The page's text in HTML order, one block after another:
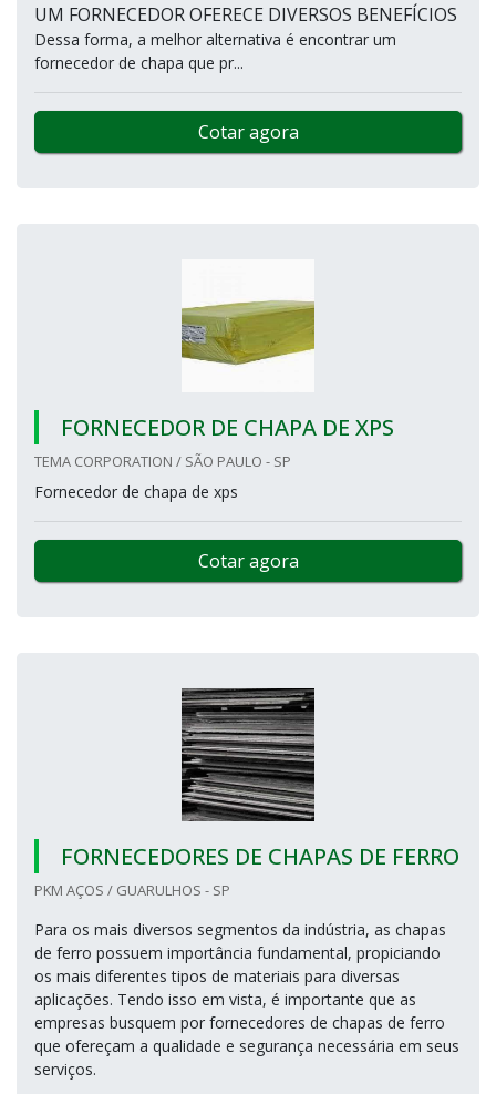
UM FORNECEDOR OFERECE DIVERSOS BENEFÍCIOS
Dessa forma, a melhor alternativa é encontrar um
fornecedor de chapa que pr...
Cotar agora
FORNECEDOR DE CHAPA DE XPS
TEMA CORPORATION / SÃO PAULO - SP
Fornecedor de chapa de xps
Cotar agora
FORNECEDORES DE CHAPAS DE FERRO
PKM AÇOS / GUARULHOS - SP
Para os mais diversos segmentos da indústria, as chapas
de ferro possuem importância fundamental, propiciando
os mais diferentes tipos de materiais para diversas
aplicações. Tendo isso em vista, é importante que as
empresas busquem por fornecedores de chapas de ferro
que ofereçam a qualidade e segurança necessária em seus
serviços.